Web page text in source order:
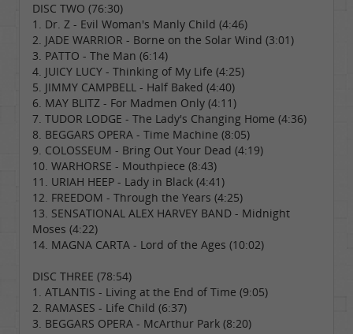
DISC TWO (76:30)
1. Dr. Z - Evil Woman's Manly Child (4:46)
2. JADE WARRIOR - Borne on the Solar Wind (3:01)
3. PATTO - The Man (6:14)
4. JUICY LUCY - Thinking of My Life (4:25)
5. JIMMY CAMPBELL - Half Baked (4:40)
6. MAY BLITZ - For Madmen Only (4:11)
7. TUDOR LODGE - The Lady's Changing Home (4:36)
8. BEGGARS OPERA - Time Machine (8:05)
9. COLOSSEUM - Bring Out Your Dead (4:19)
10. WARHORSE - Mouthpiece (8:43)
11. URIAH HEEP - Lady in Black (4:41)
12. FREEDOM - Through the Years (4:25)
13. SENSATIONAL ALEX HARVEY BAND - Midnight
Moses (4:22)
14. MAGNA CARTA - Lord of the Ages (10:02)
DISC THREE (78:54)
1. ATLANTIS - Living at the End of Time (9:05)
2. RAMASES - Life Child (6:37)
3. BEGGARS OPERA - McArthur Park (8:20)